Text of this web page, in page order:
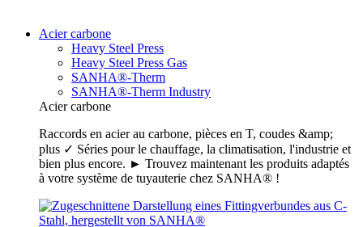
Acier carbone
Heavy Steel Press
Heavy Steel Press Gas
SANHA®-Therm
SANHA®-Therm Industry
Acier carbone
Raccords en acier au carbone, pièces en T, coudes &amp;
plus ✓ Séries pour le chauffage, la climatisation, l'industrie et
bien plus encore. ► Trouvez maintenant les produits adaptés
à votre système de tuyauterie chez SANHA® !